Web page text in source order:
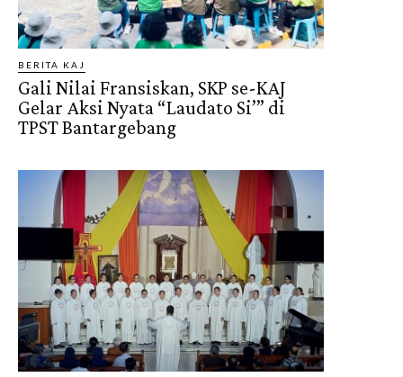
BERITA KAJ
Gali Nilai Fransiskan, SKP se-KAJ
Gelar Aksi Nyata “Laudato Si’” di
TPST Bantargebang